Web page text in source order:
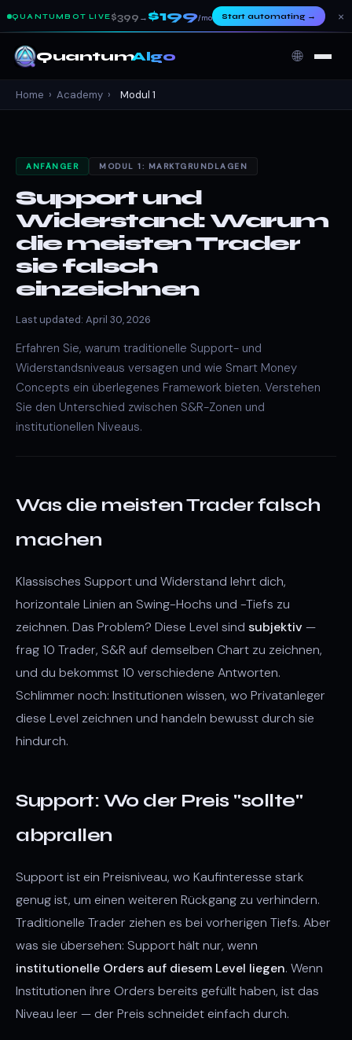
QUANTUMBOT LIVE $399 → $199/mo Start automating→ ×
QuantumAlgo 🌐
Home › Academy › Modul 1
ANFÄNGER MODUL 1: MARKTGRUNDLAGEN
Support und
Widerstand: Warum
die meisten Trader
sie falsch
einzeichnen
Last updated: April 30, 2026
Erfahren Sie, warum traditionelle Support- und
Widerstandsniveaus versagen und wie Smart Money
Concepts ein überlegenes Framework bieten. Verstehen
Sie den Unterschied zwischen S&R-Zonen und
institutionellen Niveaus.
Was die meisten Trader falsch
machen
Klassisches Support und Widerstand lehrt dich,
horizontale Linien an Swing-Hochs und -Tiefs zu
zeichnen. Das Problem? Diese Level sind subjektiv —
frag 10 Trader, S&R auf demselben Chart zu zeichnen,
und du bekommst 10 verschiedene Antworten.
Schlimmer noch: Institutionen wissen, wo Privatanleger
diese Level zeichnen und handeln bewusst durch sie
hindurch.
Support: Wo der Preis "sollte"
abprallen
Support ist ein Preisniveau, wo Kaufinteresse stark
genug ist, um einen weiteren Rückgang zu verhindern.
Traditionelle Trader ziehen es bei vorherigen Tiefs. Aber
was sie übersehen: Support hält nur, wenn
institutionelle Orders auf diesem Level liegen. Wenn
Institutionen ihre Orders bereits gefüllt haben, ist das
Niveau leer — der Preis schneidet einfach durch.